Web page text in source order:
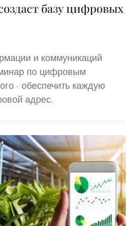
базу цифровых
и коммуникаций
по цифровым
- обеспечить каждую
адрес.